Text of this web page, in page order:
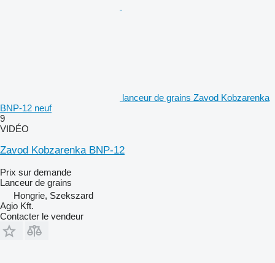
lanceur de grains Zavod Kobzarenka
BNP-12 neuf
9
VIDÉO
Zavod Kobzarenka BNP-12
Prix sur demande
Lanceur de grains
Hongrie, Szekszard
Agio Kft.
Contacter le vendeur